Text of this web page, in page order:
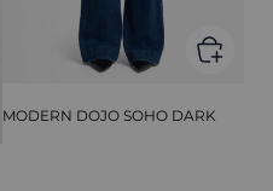
MODERN DOJO SOHO DARK